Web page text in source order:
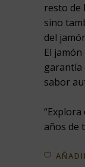
resto de
sino
del
El
garantía
sabor
años de